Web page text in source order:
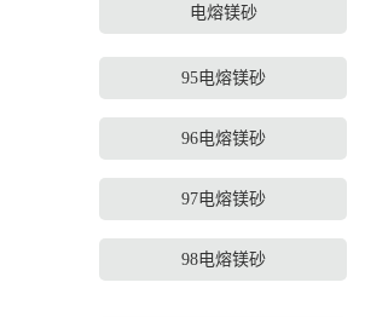
电熔镁砂
95电熔镁砂
96电熔镁砂
97电熔镁砂
98电熔镁砂